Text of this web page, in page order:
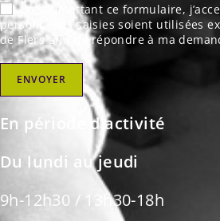
En soumettant ce formulaire,
personnelles saisies soient utilisées
de Flers afin de répondre à ma
En période d'activité
Du lundi au jeudi
9h-12h30 / 13h30-18h